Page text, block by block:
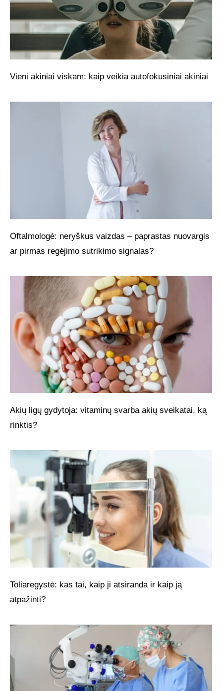
Vieni akiniai viskam: kaip veikia autofokusiniai akiniai
Oftalmologė: neryškus vaizdas – paprastas nuovargis
ar pirmas regėjimo sutrikimo signalas?
Akių ligų gydytoja: vitaminų svarba akių sveikatai, ką
rinktis?
Toliaregystė: kas tai, kaip ji atsiranda ir kaip ją
atpažinti?